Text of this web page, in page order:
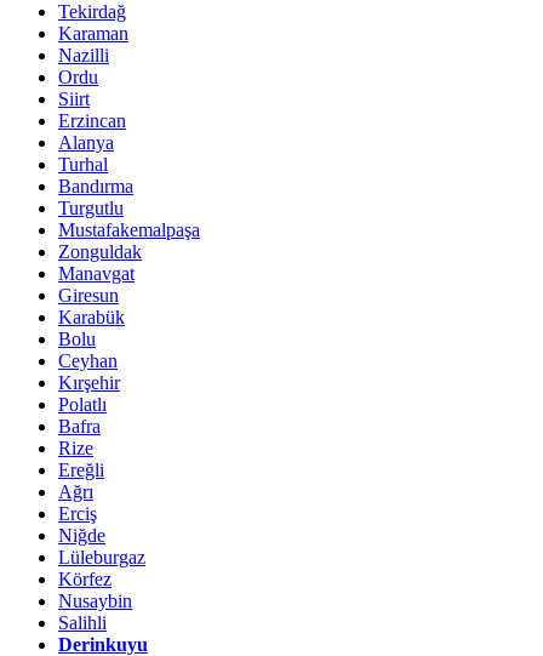
Tekirdağ
Karaman
Nazilli
Ordu
Siirt
Erzincan
Alanya
Turhal
Bandırma
Turgutlu
Mustafakemalpaşa
Zonguldak
Manavgat
Giresun
Karabük
Bolu
Ceyhan
Kırşehir
Polatlı
Bafra
Rize
Ereğli
Ağrı
Erciş
Niğde
Lüleburgaz
Körfez
Nusaybin
Salihli
Derinkuyu